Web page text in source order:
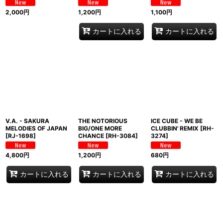
2,000円 1,200円
カートに入れる
1,100円
カートに入れる
V.A. - SAKURA
MELODIES OF JAPAN
[RJ-1698]
4,800円
カートに入れる
THE NOTORIOUS
BIG/ONE MORE
CHANCE [RH-3084]
1,200円
カートに入れる
ICE CUBE - WE BE
CLUBBIN' REMIX [RH-
3274]
680円
カートに入れる